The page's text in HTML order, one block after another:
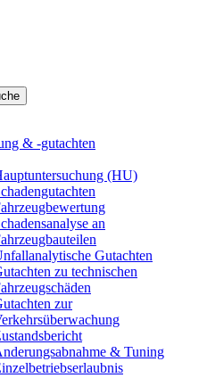
& -gutachten
(HU)
an
Gutachten
zu technischen
zur
& Tuning